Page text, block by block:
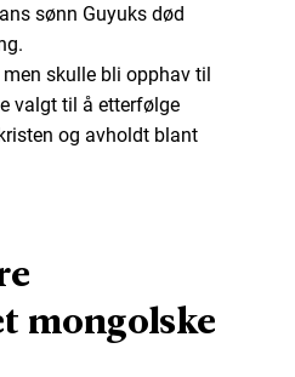
sønn Guyuks død
skulle bli opphav til
valgt til å etterfølge
og avholdt blant
mongolske